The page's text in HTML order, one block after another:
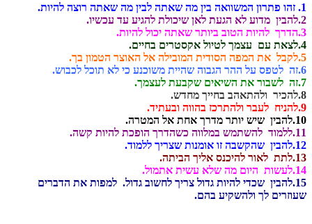
1. זהו פתרון המשוואה בין מה שאתה לבין מה שאתה רוצה להיות.
2.להבין מדוע לא הגעת לאן שיכולת להגיע עד עכשיו.
3.הדרך להיות הטוב ביותר שאתה יכול להיות.
4.לצאת עם עצמך לטיול אקסטרים בחיים.
5.לקבל את המפה הסודית המובילה אל האוצר הטמון בך.
6.זה לטפס על ההר הגבוה שהיית משוכנע כי לא תוכל לכבוש.
7.זה לשבור את השיאים שקבעת לעצמך.
8.להכיר ולהתאהב בחייך מחדש.
9.להניח לעבר ולהתרכז בהווה ובעתיד.
10.להבין שיש יותר מדרך אחת אל המטרה.
11.ללמוד להשתמש במלווה כשהדרך הופכת להיות קשה.
12.להבין שהקשבה זו אומנות שצריך ללמוד.
13.לתת לאור להיכנס אליך הביתה.
14.לעשות היום מה שלא עשית אתמול.
15.להבין שכדי להיות גדול צריך לחשוב גדול. למפות את הדברים
שעוזרים לך ולהשקיע בהם.